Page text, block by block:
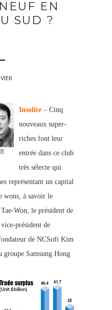
EN
SUD ?
Insolite – Cinq
nouveaux super-
riches font leur
entrée dans ce club
très sélecte qui
représentant un capital
wons, à savoir le
Won, le président de
président de
de NCSoft Kim
Samsung Hong